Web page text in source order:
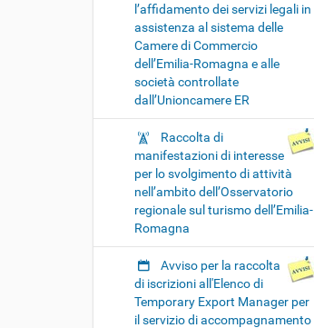
l’affidamento dei servizi legali in
assistenza al sistema delle
Camere di Commercio
dell’Emilia-Romagna e alle
società controllate
dall’Unioncamere ER
Raccolta di
manifestazioni di interesse
per lo svolgimento di attività
nell’ambito dell’Osservatorio
regionale sul turismo dell’Emilia-
Romagna
Avviso per la raccolta
di iscrizioni all'Elenco di
Temporary Export Manager per
il servizio di accompagnamento